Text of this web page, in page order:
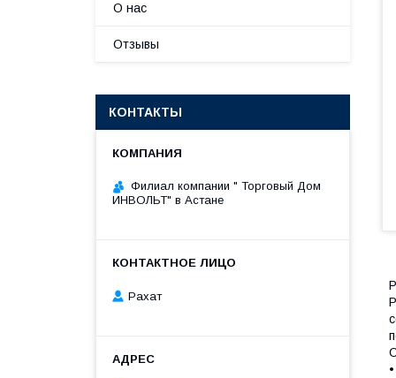
О нас
Отзывы
КОНТАКТЫ
Филиал компании " Торговый Дом
ИНВОЛЬТ" в Астане
Рахат